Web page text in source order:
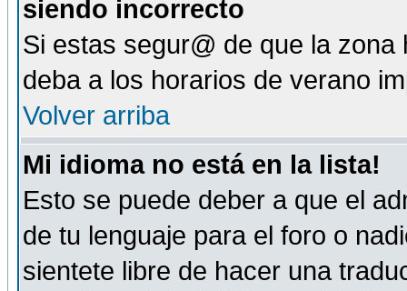
siendo incorrecto
Si estas segur@ de que la
deba a los horarios de verano
Volver arriba
Mi idioma no está en la lista!
Esto se puede deber a que el
de tu lenguaje para el foro o
sientete libre de hacer una